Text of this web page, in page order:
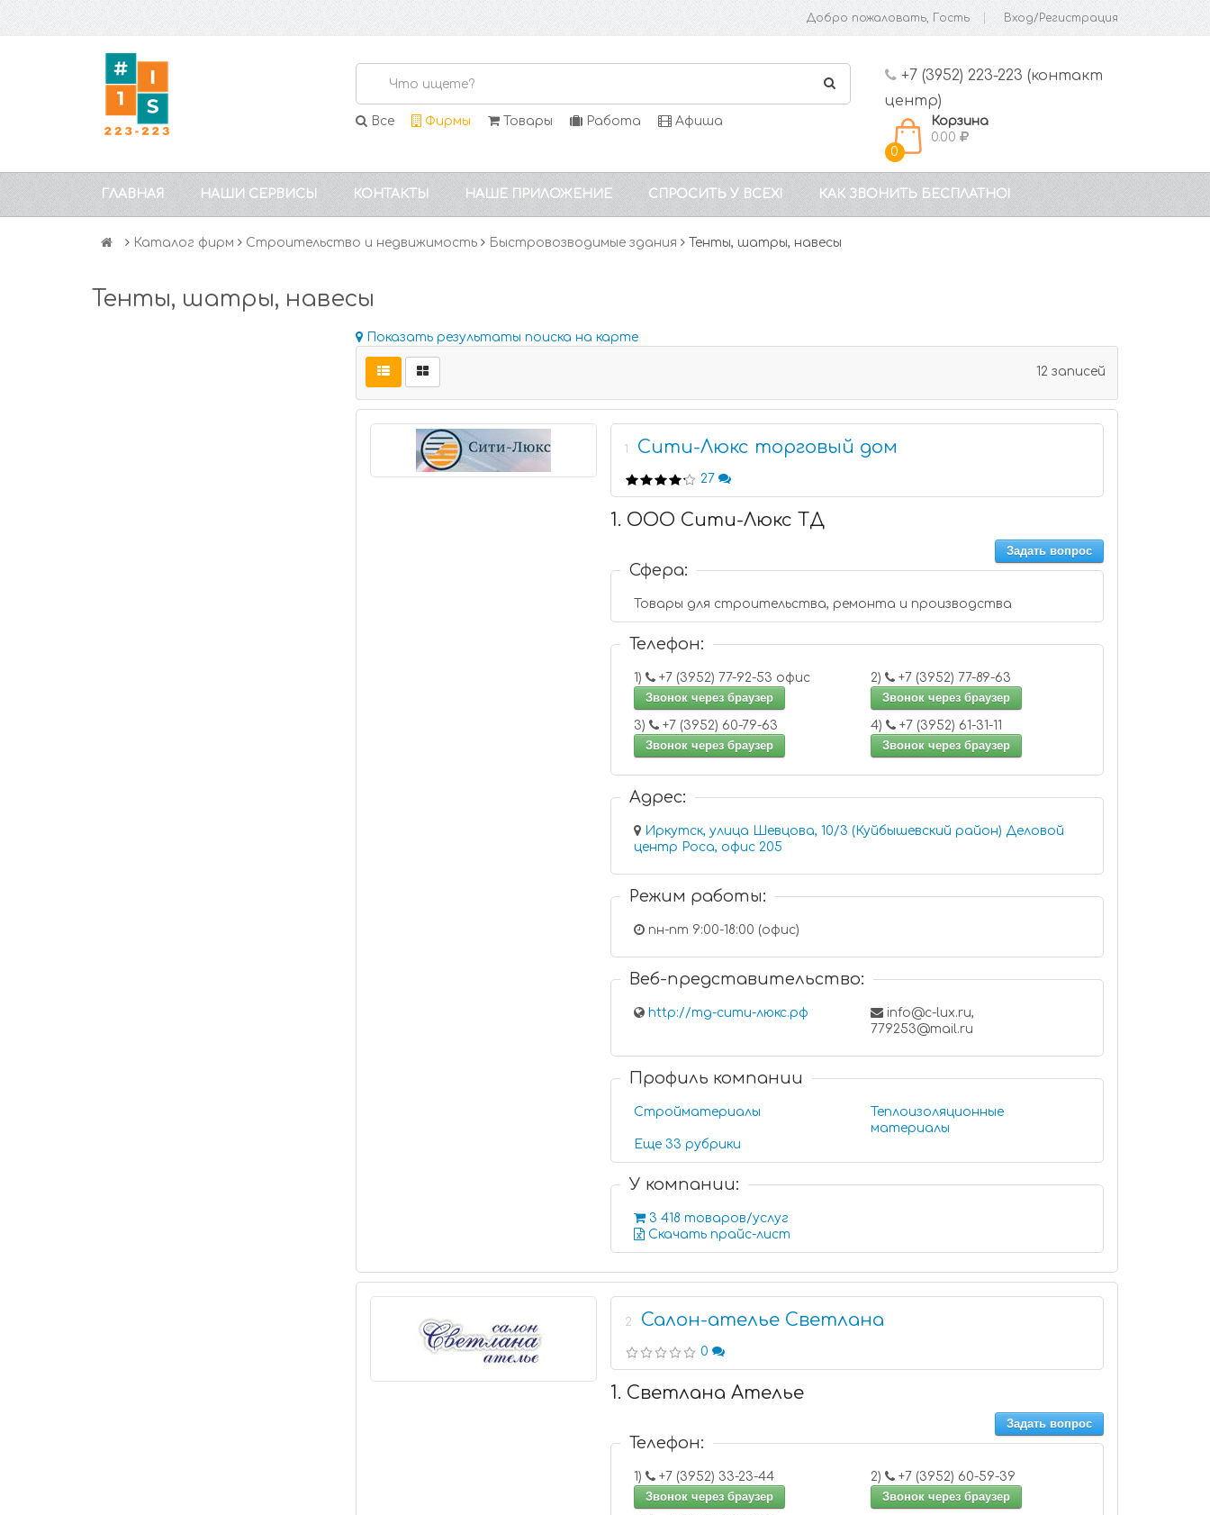
Добро пожаловать, Гость Вход/Регистрация
Все Фирмы Товары Работа Афиша
+7 (3952) 223-223 (контакт
центр)
0
Корзина
0.00
ГЛАВНАЯ НАШИ СЕРВИСЫ КОНТАКТЫ НАШЕ ПРИЛОЖЕНИЕ СПРОСИТЬ У ВСЕХ! КАК ЗВОНИТЬ БЕСПЛАТНО!
Каталог фирм Строительство и недвижимость Быстровозводимые здания Тенты, шатры, навесы
Тенты, шатры, навесы
Показать результаты поиска на карте
12 записей
1 Сити-Люкс торговый дом
27
1. ООО Сити-Люкс ТД
Задать вопрос
Сфера:
Товары для строительства, ремонта и производства
Телефон:
1)
+7 (3952) 77-92-53 офис
Звонок через браузер
2)
+7 (3952) 77-89-63
Звонок через браузер
3)
+7 (3952) 60-79-63
Звонок через браузер
4)
+7 (3952) 61-31-11
Звонок через браузер
Адрес:
Иркутск, улица Шевцова, 10/3 (Куйбышевский район) Деловой
центр Роса, офис 205
Режим работы:
пн-пт 9:00-18:00 (офис)
Веб-представительство:
http://тд-сити-люкс.рф
info@c-lux.ru,
779253@mail.ru
Профиль компании
Стройматериалы
Теплоизоляционные
материалы
Еще 33 рубрики
У компании:
3 418 товаров/услуг
Скачать прайс-лист
2 Салон-ателье Светлана
0
1. Светлана Ателье
Задать вопрос
Телефон:
1)
+7 (3952) 33-23-44
Звонок через браузер
2)
+7 (3952) 60-59-39
Звонок через браузер